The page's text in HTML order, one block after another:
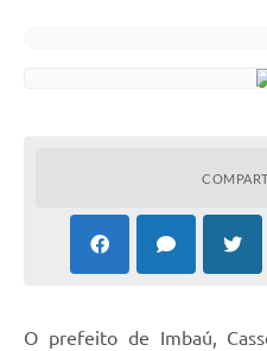
O prefeito de Imbaú,